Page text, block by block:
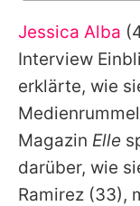
Alle
Jessica Alba
Interview
erklärte, wie
Magazin Elle
darüber, wie
Ramirez (33),